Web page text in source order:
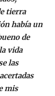
tierra
había un
de
vida
las
mis